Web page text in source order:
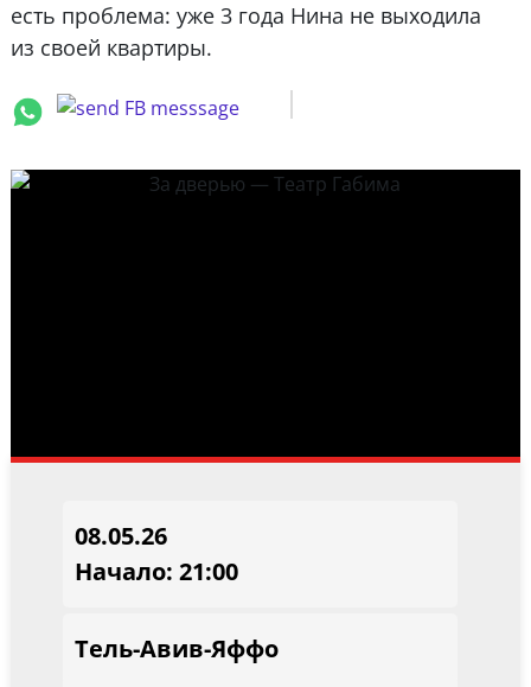
есть проблема: уже 3 года Нина не выходила
из своей квартиры.
08.05.26
Начало: 21:00
Тель-Авив-Яффо